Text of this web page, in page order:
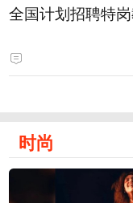
全国计划招聘特
时尚